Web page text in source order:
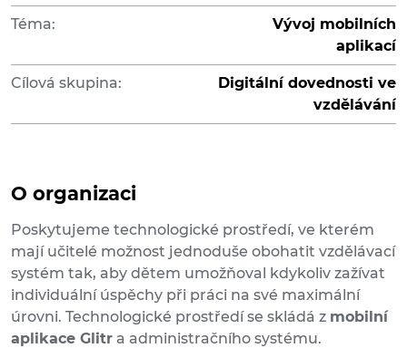
Téma:
Vývoj mobilních
aplikací
Cílová skupina:
Digitální dovednosti ve
vzdělávání
O organizaci
Poskytujeme technologické prostředí, ve kterém
mají učitelé možnost jednoduše obohatit vzdělávací
systém tak, aby dětem umožňoval kdykoliv zažívat
individuální úspěchy při práci na své maximální
úrovni. Technologické prostředí se skládá z mobilní
aplikace Glitr a administračního systému.